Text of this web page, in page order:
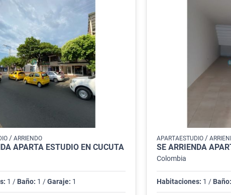
/ ARRIENDO
APARTA ESTUDIO EN CUCUTA
1 / Baño: 1 /Garaje: 1
APARTAESTUDIO /
Colombia
Habitaciones: 1 / Baño: